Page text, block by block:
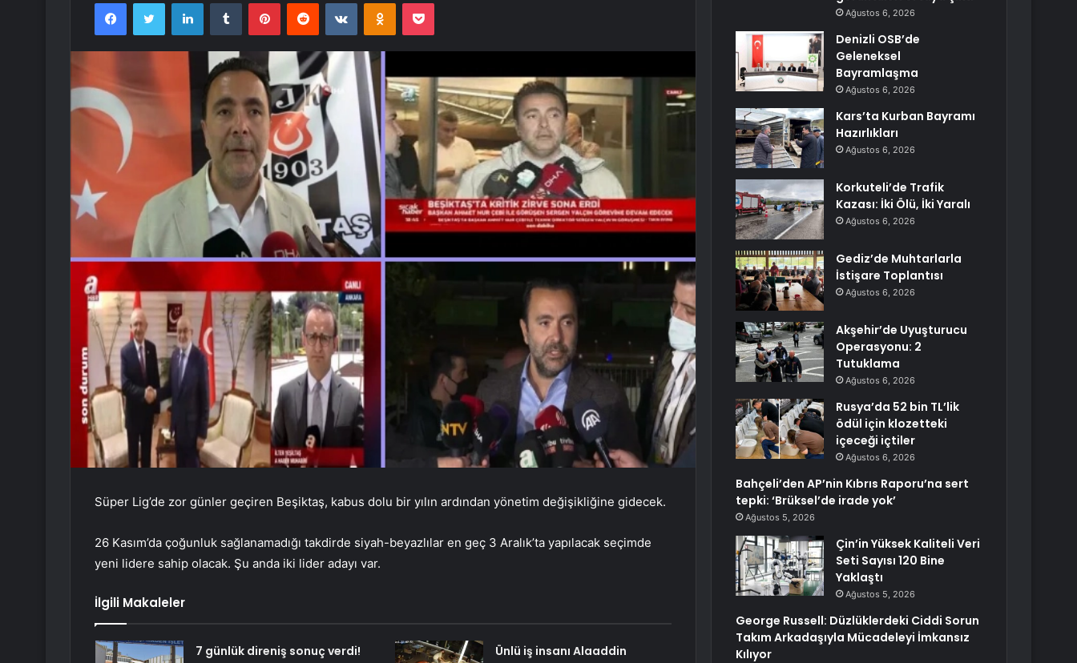
FacebookTwitter LinkedInTumblr PinterestReddit VKontakteOdnoklassniki
Pocket
Süper Lig’de zor günler geçiren Beşiktaş, kabus dolu bir yılın ardından yönetim değişikliğine gidecek.
26 Kasım’da çoğunluk sağlanamadığı takdirde siyah-beyazlılar en geç 3 Aralık’ta yapılacak seçimde
yeni lidere sahip olacak. Şu anda iki lider adayı var.
İlgili Makaleler
7 günlük direniş sonuç verdi!
Ünlü iş insanı Alaaddin
Ağustos 6, 2026
Denizli OSB’de
Geleneksel
Bayramlaşma
Ağustos 6, 2026
Kars’ta Kurban Bayramı
Hazırlıkları
Ağustos 6, 2026
Korkuteli’de Trafik
Kazası: İki Ölü, İki Yaralı
Ağustos 6, 2026
Gediz’de Muhtarlarla
İstişare Toplantısı
Ağustos 6, 2026
Akşehir’de Uyuşturucu
Operasyonu: 2
Tutuklama
Ağustos 6, 2026
Rusya’da 52 bin TL’lik
ödül için klozetteki
içeceği içtiler
Ağustos 6, 2026
Bahçeli’den AP’nin Kıbrıs Raporu’na sert
tepki: ‘Brüksel’de irade yok’
Ağustos 5, 2026
Çin’in Yüksek Kaliteli Veri
Seti Sayısı 120 Bine
Yaklaştı
Ağustos 5, 2026
George Russell: Düzlüklerdeki Ciddi Sorun
Takım Arkadaşıyla Mücadeleyi İmkansız
Kılıyor